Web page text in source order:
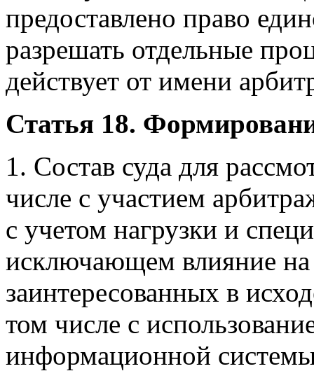
предоставлено право
разрешать отдельные
действует от имени
Статья 18.
1. Состав суда для
числе с участием
с учетом нагрузки и
исключающем влияние
заинтересованных в
том числе с
информационной